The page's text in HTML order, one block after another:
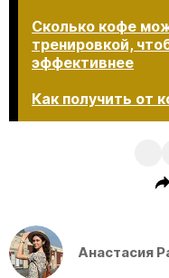
Сколько кофе
тренировкой,
эффективнее
Как получить от
Анастасия